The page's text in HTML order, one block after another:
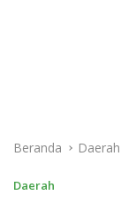
Beranda Daerah
Daerah